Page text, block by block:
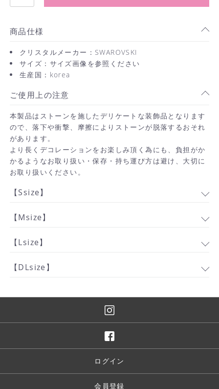
商品仕様
クリスタルメーカー：SWAROVSKI
サイズ：サイズ画像を参照ください
生産国：korea
ご使用上の注意
本製品はストーンを施したデリケートな装飾品となります
ので、落下や衝撃、摩擦によりストーンが脱落するおそれ
があります。
より長くデコレーションをお楽しみ頂く為にも、負担がか
かるようなお取り扱い・保存・持ち運び方は避け、大切に
お取り扱いください。
【Ssize】
【Msize】
【Lsize】
【DLsize】
ログイン
会員登録